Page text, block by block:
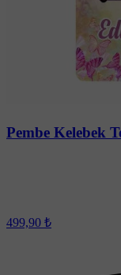
Pembe Kelebek
499,90 ₺